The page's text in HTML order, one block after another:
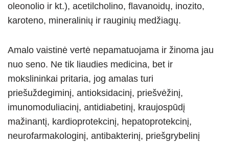
oleonolio ir kt.), acetilcholino, flavanoidų, inozito,
karoteno, mineralinių ir rauginių medžiagų.
Amalo vaistinė vertė nepamatuojama ir žinoma jau
nuo seno. Ne tik liaudies medicina, bet ir
mokslininkai pritaria, jog amalas turi
priešuždegiminį, antioksidacinį, priešvėžinį,
imunomoduliacinį, antidiabetinį, kraujospūdį
mažinantį, kardioprotekcinį, hepatoprotekcinį,
neurofarmakologinį, antibakterinį, priešgrybelinį